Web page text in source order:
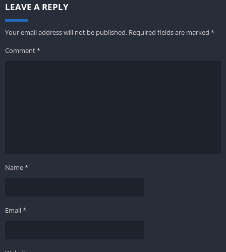
LEAVE A REPLY
Your email address will not be published. Required fields are marked *
Comment*
Name*
Email*